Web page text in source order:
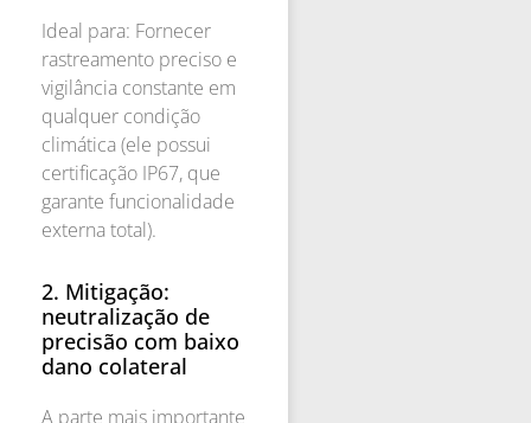
Ideal para: Fornecer
rastreamento preciso e
vigilância constante em
qualquer condição
climática (ele possui
certificação IP67, que
garante funcionalidade
externa total).
2. Mitigação:
neutralização de
precisão com baixo
dano colateral
A parte mais importante